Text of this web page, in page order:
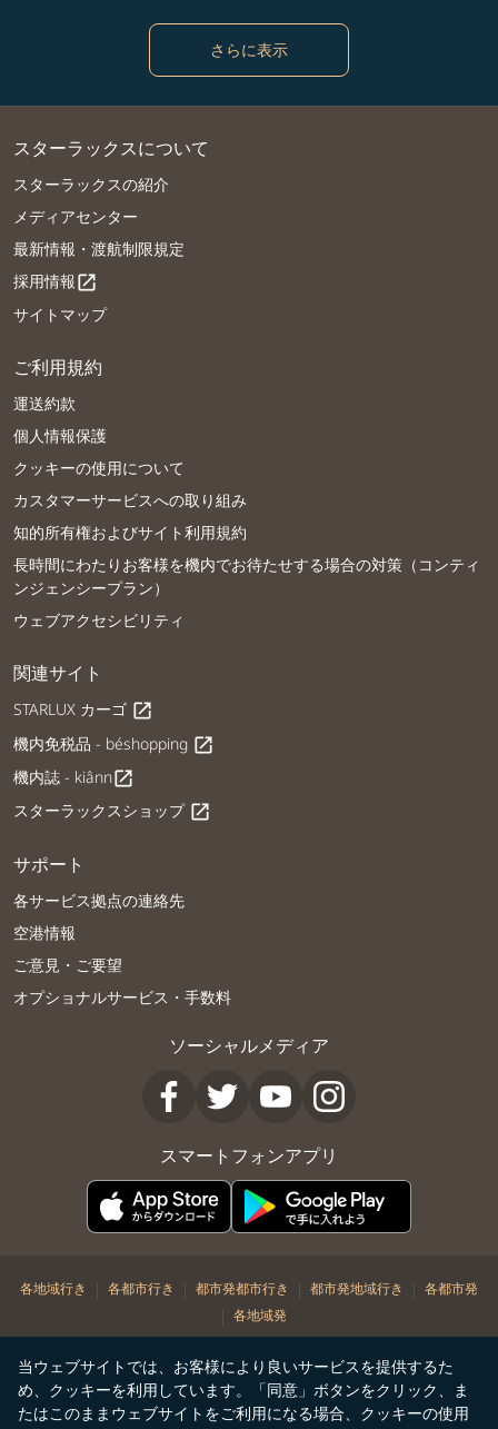
当ウェブサイトでは、お客様により良いサービスを提供するた
め、クッキーを利用しています。「同意」ボタンをクリック、ま
たはこのままウェブサイトをご利用になる場合、クッキーの使用
さらに表示
スターラックスについて
スターラックスの紹介
メディアセンター
最新情報・渡航制限規定
採用情報open_in_new
サイトマップ
ご利用規約
運送約款
個人情報保護
クッキーの使用について
カスタマーサービスへの取り組み
知的所有権およびサイト利用規約
長時間にわたりお客様を機内でお待たせする場合の対策（コンティ
ンジェンシープラン）
ウェブアクセシビリティ
関連サイト
STARLUX カーゴ open_in_new
機内免税品 - béshopping open_in_new
機内誌 - kiânnopen_in_new
スターラックスショップ open_in_new
サポート
各サービス拠点の連絡先
空港情報
ご意見・ご要望
オプショナルサービス・手数料
ソーシャルメディア
スマートフォンアプリ
各地域行き | 各都市行き | 都市発都市行き | 都市発地域行き | 各都市発
| 各地域発